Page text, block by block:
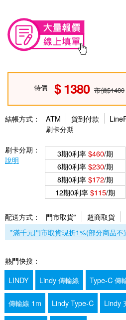
特價 1380 市價$1480
結帳方式： ATM 貨到付款
刷卡分期
刷卡分期：
說明
3期0利率$460/期
6期0利率$230/期
8期0利率$172/期
12期0利率$115/期
配送方式： 門市取貨* 超商取貨
*滿千元門市取貨現折1%(部分商品
熱門快搜：
LINDY
Lindy 傳輸線 Type-C 傳
傳輸線 1m Lindy Type-C Lindy